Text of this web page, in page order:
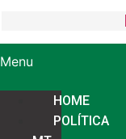
Menu
HOME
POLÍTICA